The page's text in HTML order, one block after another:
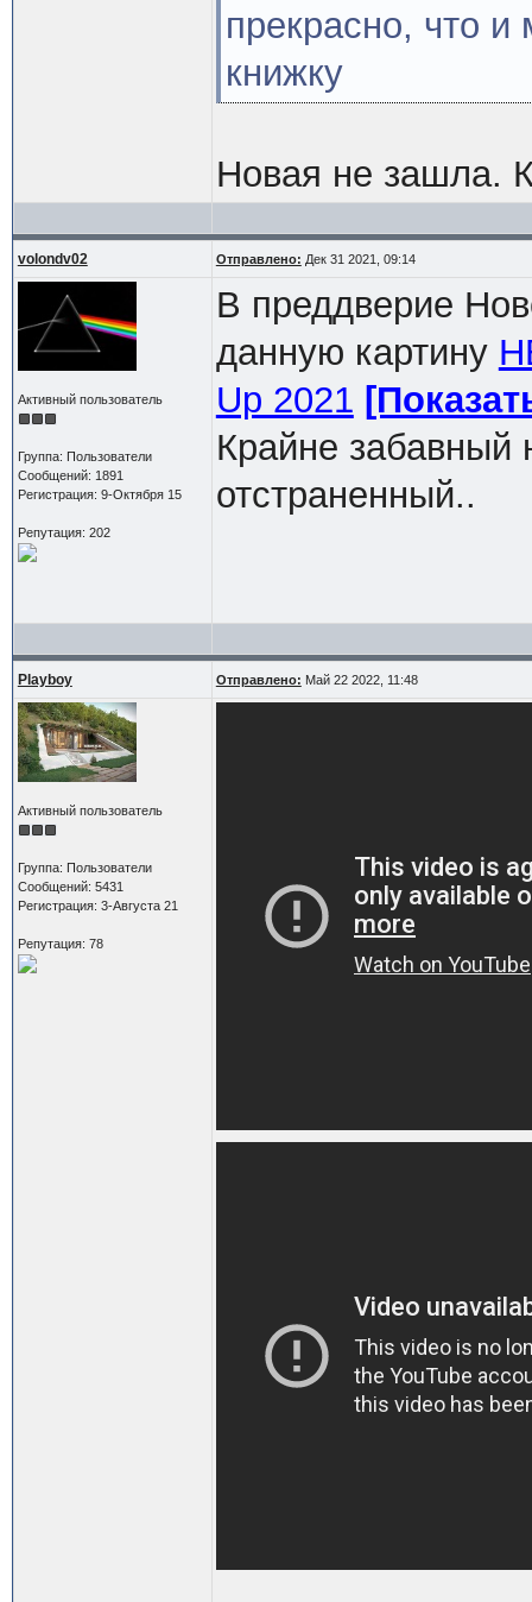
прекрасно, что и
книжку
Новая не зашла.
volondv02 Отправлено: Дек 31 2021, 09:14
Активный пользователь
Группа: Пользователи
Сообщений: 1891
Регистрация: 9-Октября 15
Репутация: 202
В преддверие
данную картину
Up 2021
Крайне забавный
отстраненный..
Playboy Отправлено: Май 22 2022, 11:48
Активный пользователь
Группа: Пользователи
Сообщений: 5431
Регистрация: 3-Августа 21
Репутация: 78